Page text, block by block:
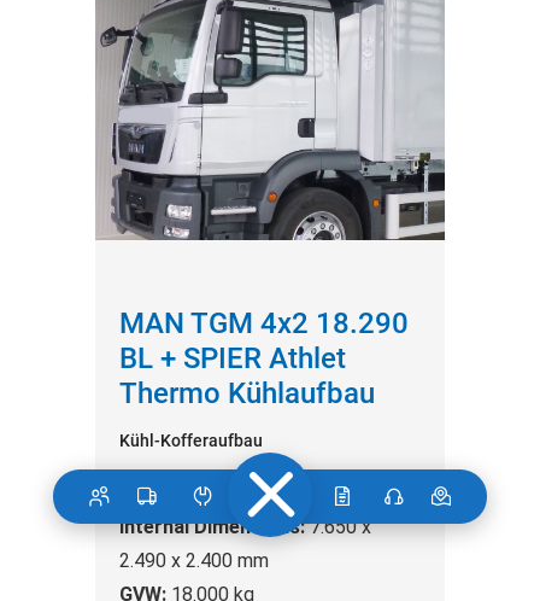
MAN TGM 4x2 18.290
BL + SPIER Athlet
Thermo Kühlaufbau
Kühl-Kofferaufbau
Manufacturer:
MAN
Internal Dimensions:7.650 x
2.490 x 2.400 mm
GVW: 18.000 kg